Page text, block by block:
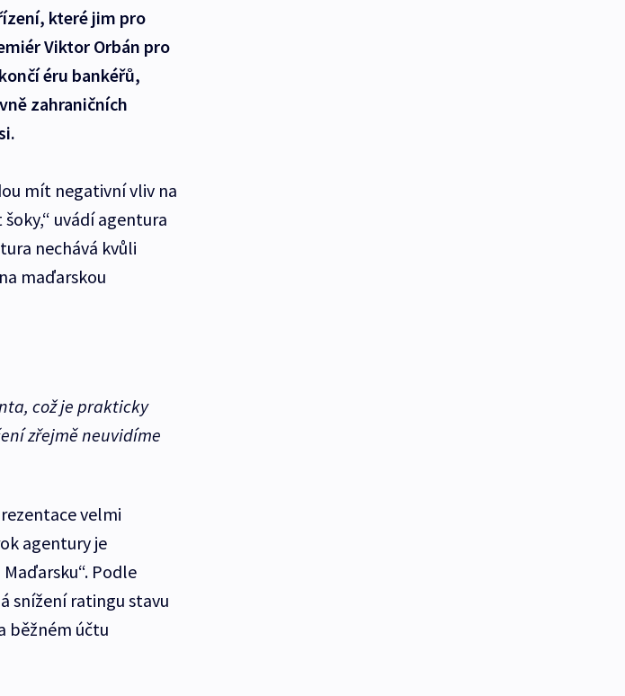
které jim pro
Viktor Orbán pro
éru bankéřů,
zahraničních
mít negativní vliv na
uvádí agentura
nechává kvůli
maďarskou
což je prakticky
zřejmě neuvidíme
velmi
agentury je
Podle
snížení ratingu stavu
běžném účtu